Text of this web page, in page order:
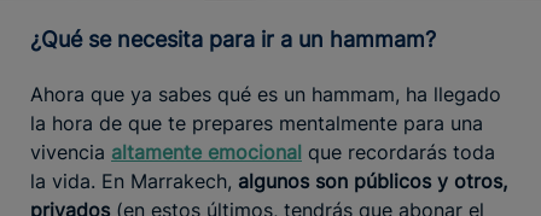
¿Qué se necesita para ir a un hammam?
Ahora que ya sabes qué es un hammam, ha llegado
la hora de que te prepares mentalmente para una
vivencia altamente emocional que recordarás toda
la vida. En Marrakech, algunos son públicos y otros,
privados (en estos últimos, tendrás que abonar el